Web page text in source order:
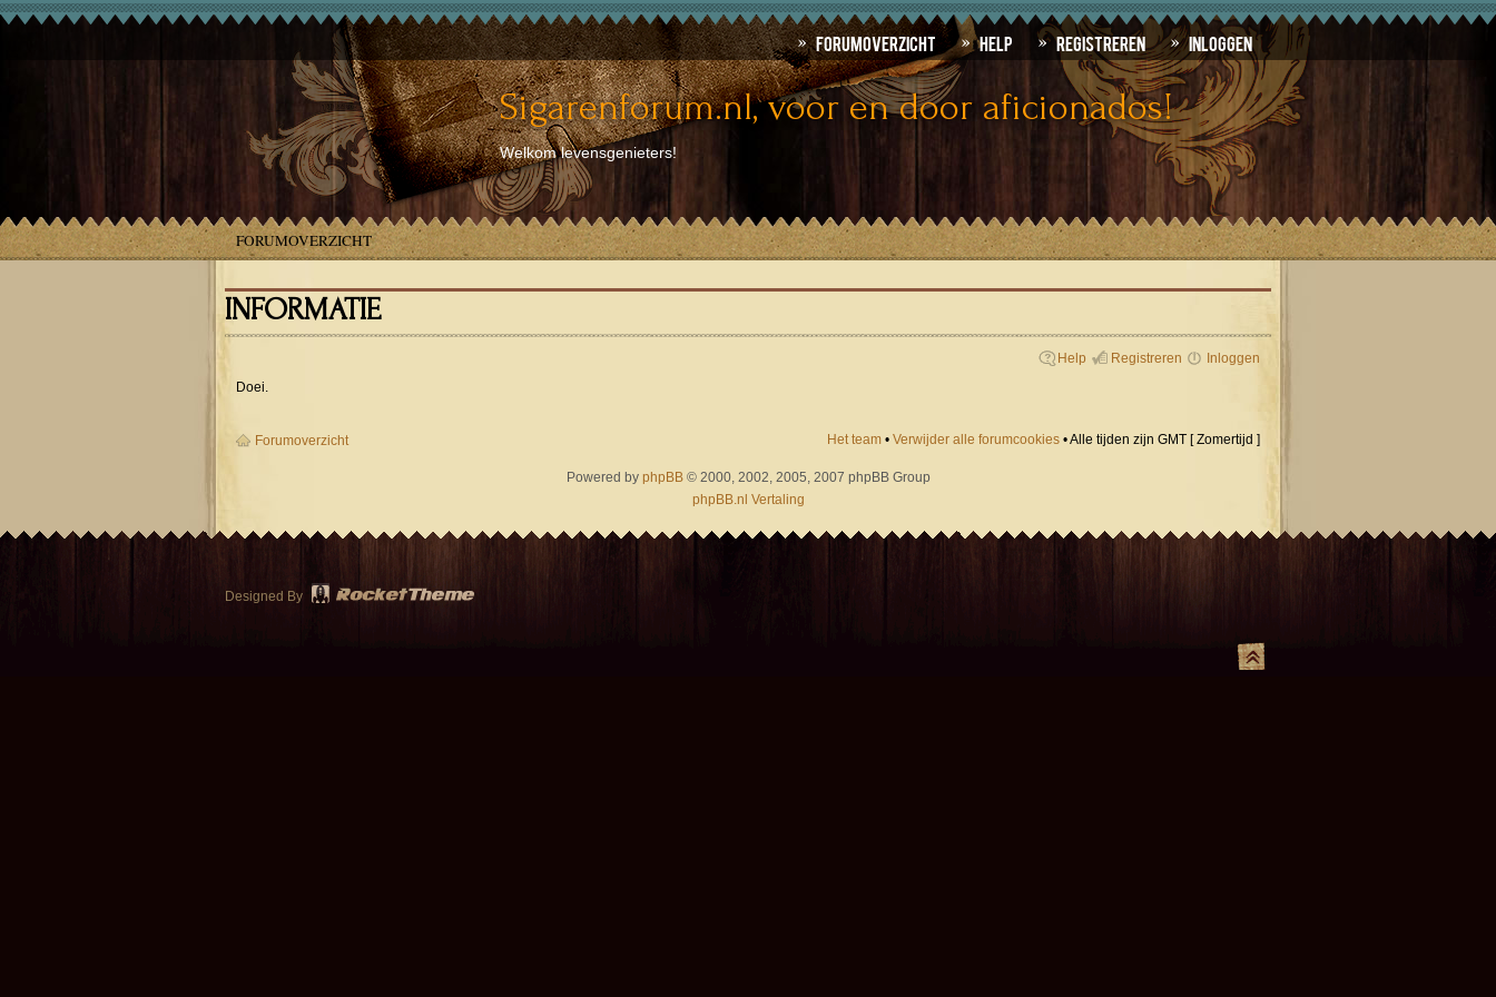
Forumoverzicht Help Registreren Inloggen
Sigarenforum.nl, voor en door aficionados!
Welkom levensgenieters!
FORUMOVERZICHT
INFORMATIE
Help Registreren
Inloggen
Doei.
Forumoverzicht Het team • Verwijder alle forumcookies • Alle tijden zijn GMT [ Zomertijd ]
Powered by phpBB© 2000, 2002, 2005, 2007 phpBB Group
phpBB.nl Vertaling
Designed By